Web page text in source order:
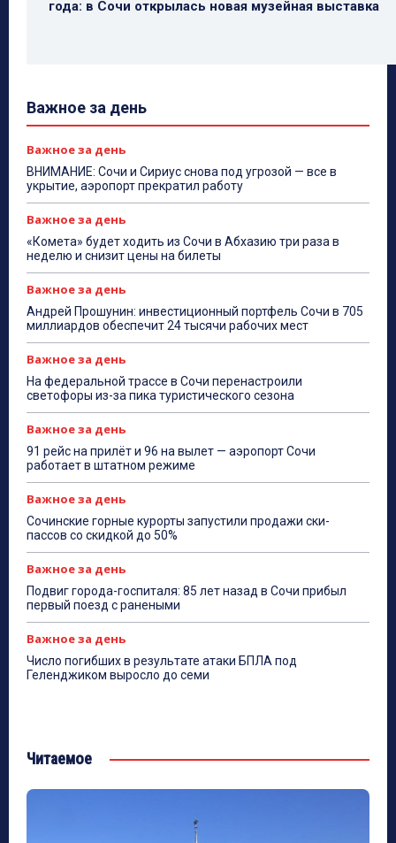
года: в Сочи открылась новая музейная выставка
Важное за день
Важное за день
ВНИМАНИЕ: Сочи и Сириус снова под угрозой — все в
укрытие, аэропорт прекратил работу
Важное за день
«Комета» будет ходить из Сочи в Абхазию три раза в
неделю и снизит цены на билеты
Важное за день
Андрей Прошунин: инвестиционный портфель Сочи в 705
миллиардов обеспечит 24 тысячи рабочих мест
Важное за день
На федеральной трассе в Сочи перенастроили
светофоры из-за пика туристического сезона
Важное за день
91 рейс на прилёт и 96 на вылет — аэропорт Сочи
работает в штатном режиме
Важное за день
Сочинские горные курорты запустили продажи ски-
пассов со скидкой до 50%
Важное за день
Подвиг города-госпиталя: 85 лет назад в Сочи прибыл
первый поезд с ранеными
Важное за день
Число погибших в результате атаки БПЛА под
Геленджиком выросло до семи
Читаемое